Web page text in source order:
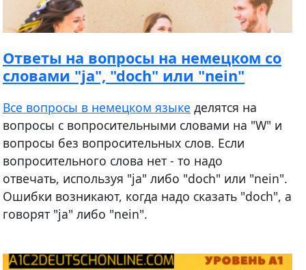
Ответы на вопросы на немецком со
словами "ja", "doch" или "nein"
Все вопросы в немецком языке делятся на
вопросы с вопросительными словами на "W" и
вопросы без вопросительных слов. Если
вопросительного слова нет - то надо
отвечать, используя "ja" либо "doch" или "nein".
Ошибки возникают, когда надо сказать "doch", а
говорят "ja" либо "nein".